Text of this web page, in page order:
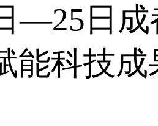
—25日
能科技